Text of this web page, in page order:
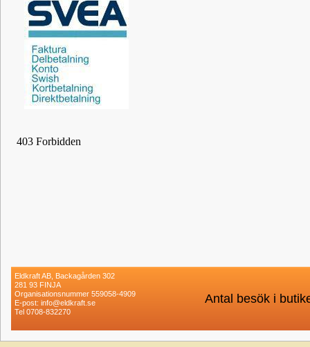
Eldkraft AB, Backagården 302
281 93 FINJA
Organisationsnummer 559058-4909
E-post: info@eldkraft.se
Tel 0708-832270
Antal besök i